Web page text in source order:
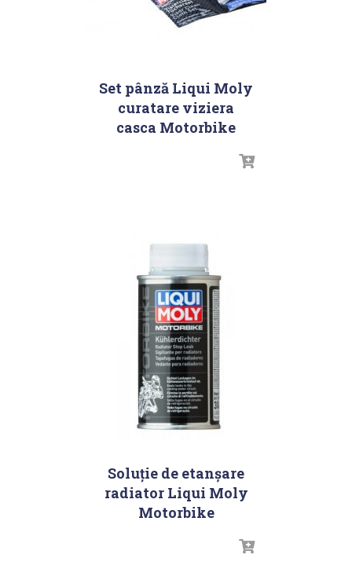
Set pânză Liqui Moly
curatare viziera
casca Motorbike
Soluție de etanşare
radiator Liqui Moly
Motorbike